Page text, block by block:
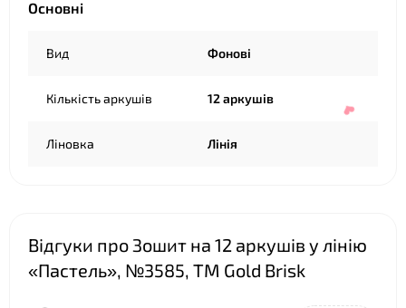
Основні
Вид Фонові
Кількість аркушів 12 аркушів
Ліновка Лінія
Відгуки про Зошит на 12 аркушів у лінію
«Пастель», №3585, ТМ Gold Brisk
❤